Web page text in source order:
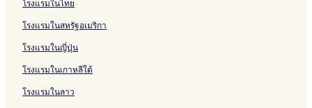
โรงแรมในไทย
โรงแรมในสหรัฐอเมริกา
โรงแรมในญี่ปุ่น
โรงแรมในเกาหลีใต้
โรงแรมในลาว